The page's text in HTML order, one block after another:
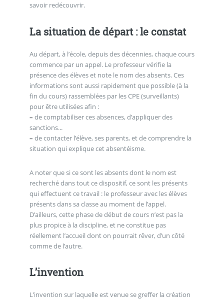
savoir redécouvrir.
La situation de départ : le constat
Au départ, à l’école, depuis des décennies, chaque cours
commence par un appel. Le professeur vérifie la
présence des élèves et note le nom des absents. Ces
informations sont aussi rapidement que possible (à la
fin du cours) rassemblées par les CPE (surveillants)
pour être utilisées afin :
– de comptabiliser ces absences, d’appliquer des
sanctions...
– de contacter l’élève, ses parents, et de comprendre la
situation qui explique cet absentéisme.
A noter que si ce sont les absents dont le nom est
recherché dans tout ce dispositif, ce sont les présents
qui effectuent ce travail : le professeur avec les élèves
présents dans sa classe au moment de l’appel.
D’ailleurs, cette phase de début de cours n’est pas la
plus propice à la discipline, et ne constitue pas
réellement l’accueil dont on pourrait rêver, d’un côté
comme de l’autre.
L’invention
L’invention sur laquelle est venue se greffer la création